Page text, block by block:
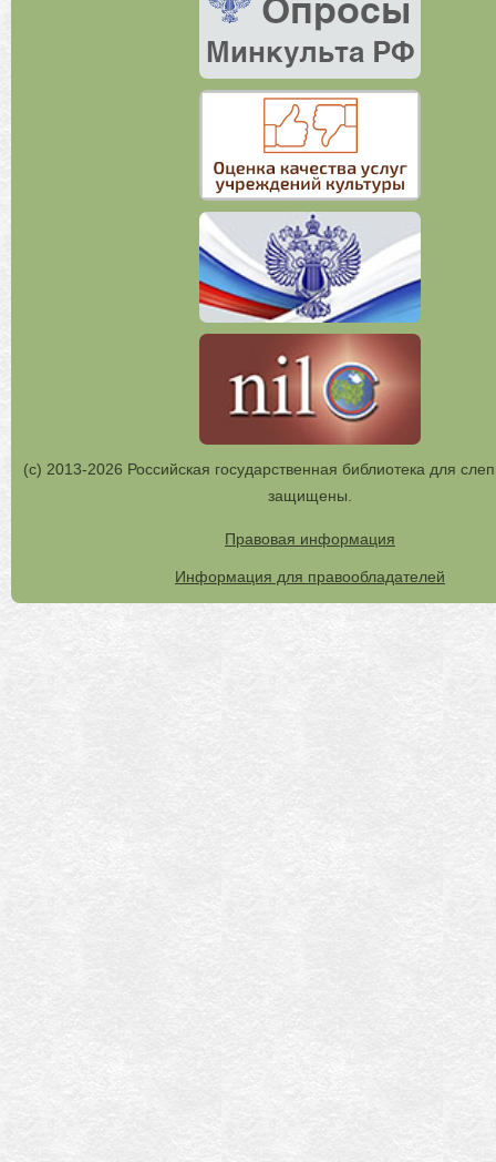
(с) 2013-2026 Российская государственная библиотека для
защищены.
Правовая информация
Информация для правообладателей